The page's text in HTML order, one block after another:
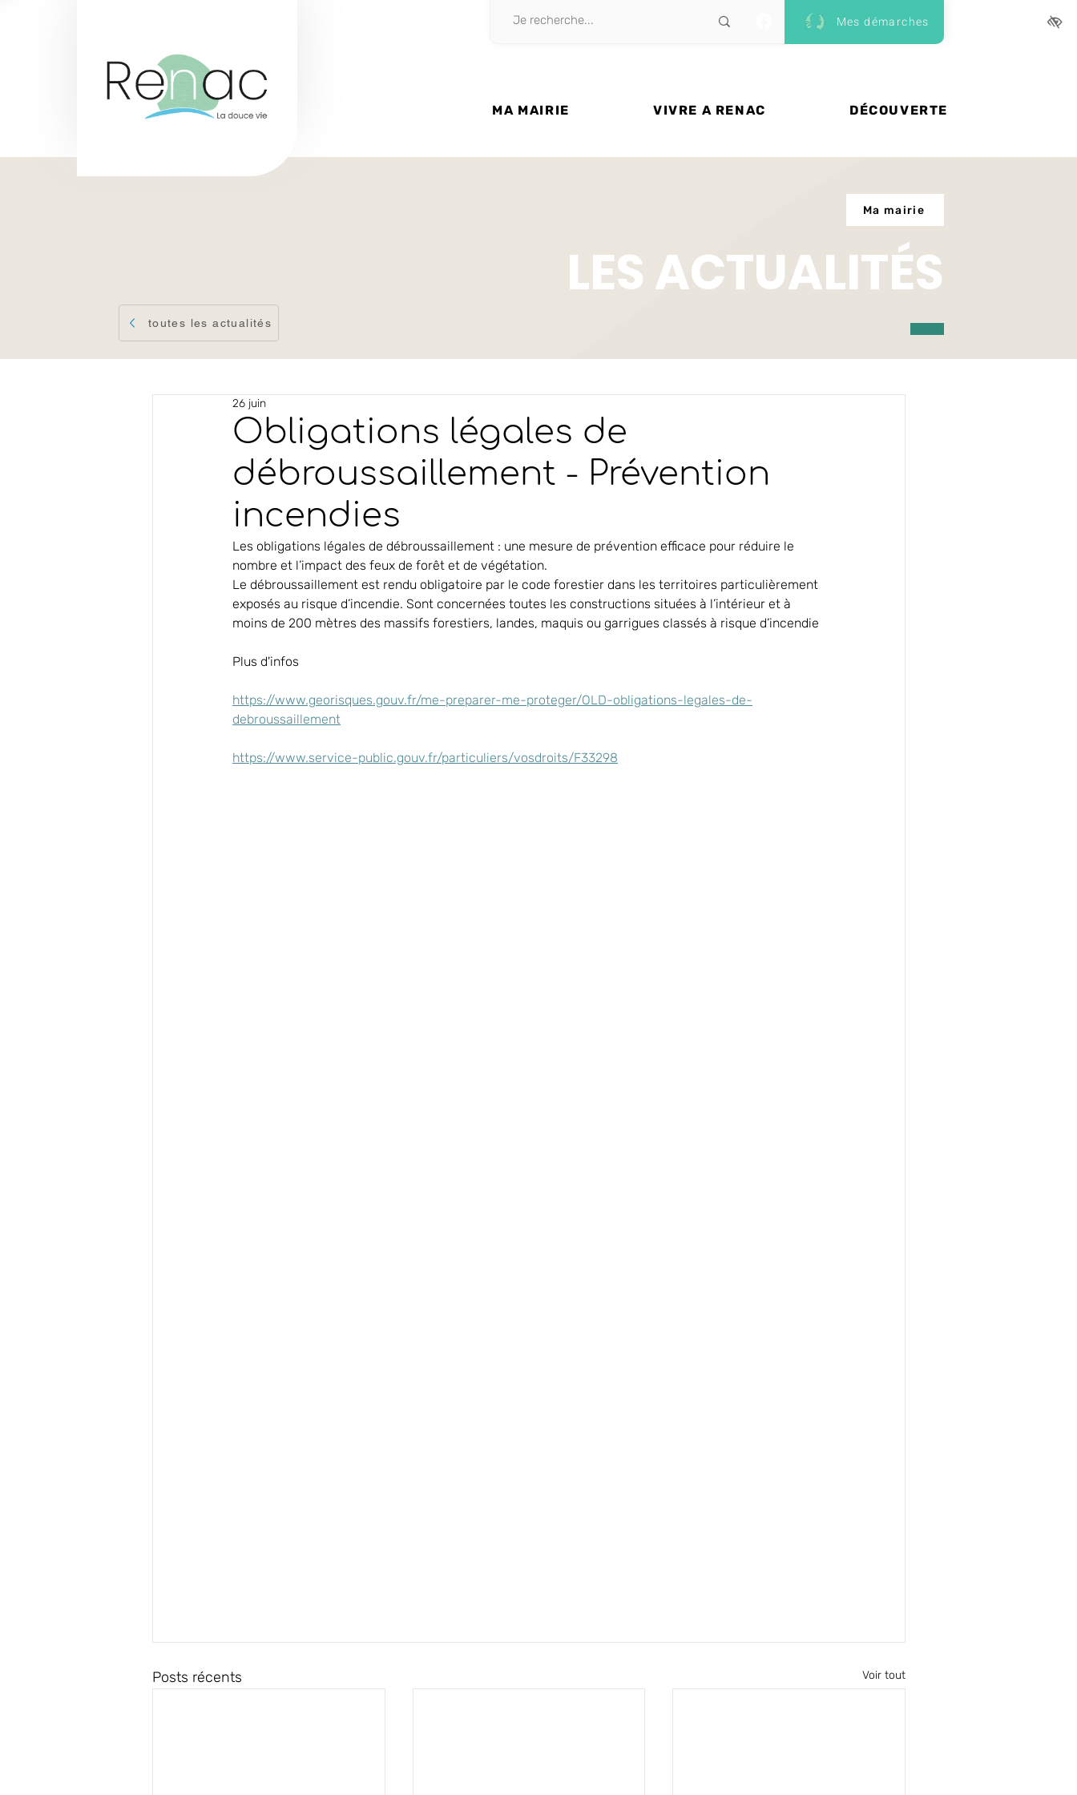
Mes démarches
MA MAIRIE VIVRE A RENAC DÉCOUVERTE
toutes les actualités
Ma mairie
LES ACTUALITÉS
Obligations légales de
débroussaillement - Prévention
incendies
26 juin
Les obligations légales de débroussaillement : une mesure de prévention efficace pour réduire le
nombre et l’impact des feux de forêt et de végétation.
Le débroussaillement est rendu obligatoire par le code forestier dans les territoires particulièrement
exposés au risque d’incendie. Sont concernées toutes les constructions situées à l’intérieur et à
moins de 200 mètres des massifs forestiers, landes, maquis ou garrigues classés à risque d’incendie
Plus d'infos
https://www.georisques.gouv.fr/me-preparer-me-proteger/OLD-obligations-legales-de-
debroussaillement
https://www.service-public.gouv.fr/particuliers/vosdroits/F33298
Posts récents Voir tout